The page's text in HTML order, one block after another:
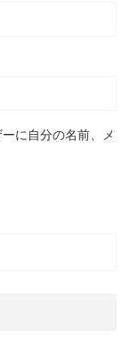
に自分の名前、メ